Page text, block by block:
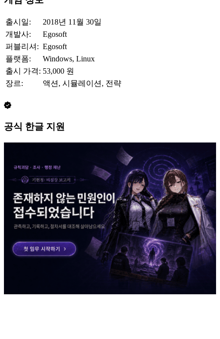
출시일:
2018년 11월 30일
개발사:
Egosoft
퍼블리셔: Egosoft
플랫폼:
Windows, Linux
출시 가격: 53,000 원
장르:
액션, 시뮬레이션, 전략
공식 한글 지원